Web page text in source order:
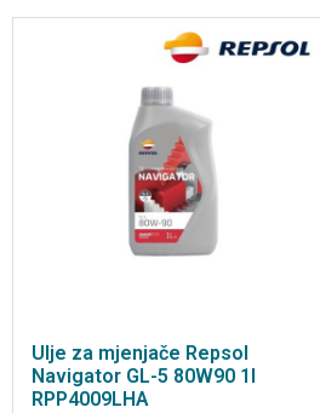
Ulje za mjenjače Repsol
Navigator GL-5 80W90 1l
RPP4009LHA